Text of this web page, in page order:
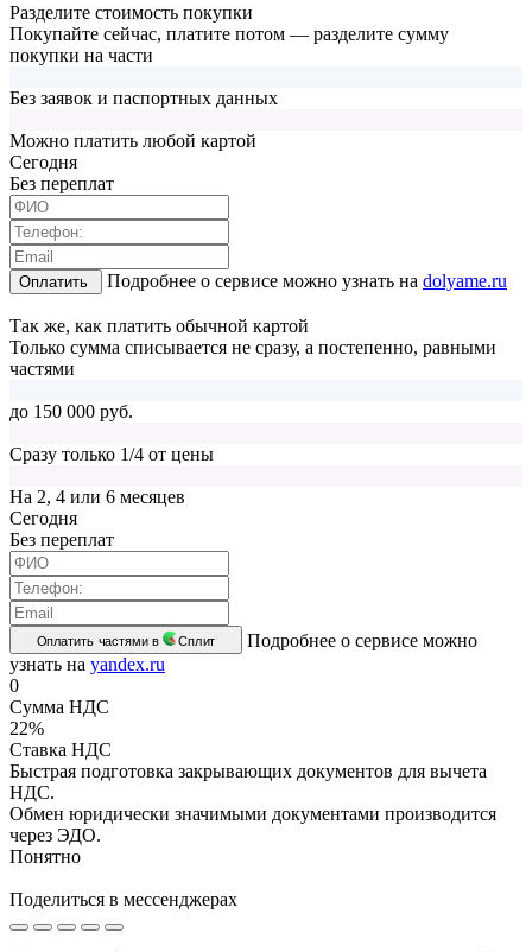
Разделите стоимость покупки
Покупайте сейчас, платите потом — разделите сумму
покупки на части
Без заявок и паспортных данных
Можно платить любой картой
Cегодня
Без переплат
Оплатить Подробнее о сервисе можно узнать на dolyame.ru
Так же, как платить обычной картой
Только сумма списывается не сразу, а постепенно, равными
частями
до 150 000 руб.
Сразу только 1/4 от цены
На 2, 4 или 6 месяцев
Cегодня
Без переплат
Оплатить частями в Сплит
Подробнее о сервисе можно
узнать на yandex.ru
0
Сумма НДС
22%
Ставка НДС
Быстрая подготовка закрывающих документов для вычета
НДС.
Обмен юридически значимыми документами производится
через ЭДО.
Понятно
Поделиться в мессенджерах